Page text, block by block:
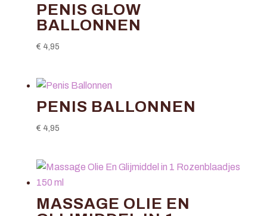
PENIS GLOW
BALLONNEN
€ 4,95
PENIS BALLONNEN
€ 4,95
MASSAGE OLIE EN